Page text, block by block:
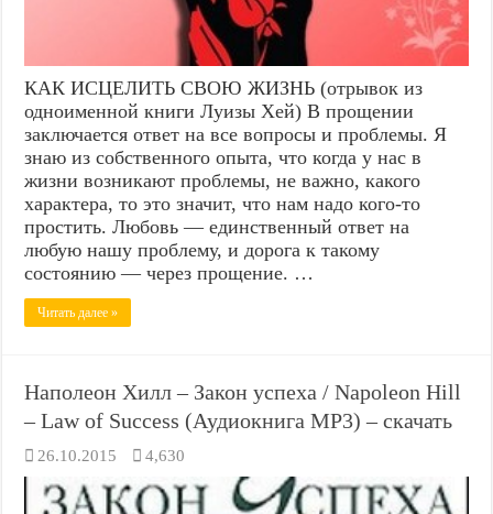
КАК ИСЦЕЛИТЬ СВОЮ ЖИЗНЬ (отрывок из
одноименной книги Луизы Хей) В прощении
заключается ответ на все вопросы и проблемы. Я
знаю из собственного опыта, что когда у нас в
жизни возникают проблемы, не важно, какого
характера, то это значит, что нам надо кого-то
простить. Любовь — единственный ответ на
любую нашу проблему, и дорога к такому
состоянию — через прощение. …
Читать далее »
Наполеон Хилл – Закон успеха / Napoleon Hill
– Law of Success (Аудиокнига MP3) – скачать
26.10.2015 4,630